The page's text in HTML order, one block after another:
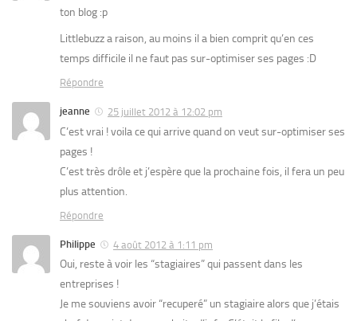
ton blog :p
Littlebuzz a raison, au moins il a bien comprit qu’en ces
temps difficile il ne faut pas sur-optimiser ses pages :D
Répondre
jeanne 25 juillet 2012 à 12:02 pm
C’est vrai ! voila ce qui arrive quand on veut sur-optimiser ses
pages !
C’est très drôle et j’espère que la prochaine fois, il fera un peu
plus attention.
Répondre
Philippe 4 août 2012 à 1:11 pm
Oui, reste à voir les “stagiaires” qui passent dans les
entreprises !
Je me souviens avoir “recuperé” un stagiaire alors que j’étais